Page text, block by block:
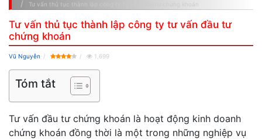
Tư vấn thủ tục thành lập công ty tư vấn đầu tư chứng khoán
Tư vấn thủ tục thành lập công ty tư vấn đầu tư
chứng khoán
Vũ Nguyễn 1,699
Tóm tắt
Tư vấn đầu tư chứng khoán là hoạt động kinh doanh
chứng khoán đồng thời là một trong những nghiệp vụ